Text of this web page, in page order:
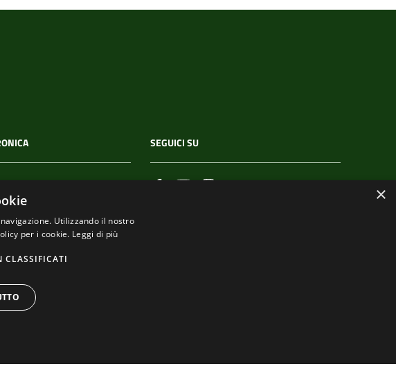
SEGUICI SU
×
Utilizzando il nostro
per i cookie. Leggi di più
CLASSIFICATI